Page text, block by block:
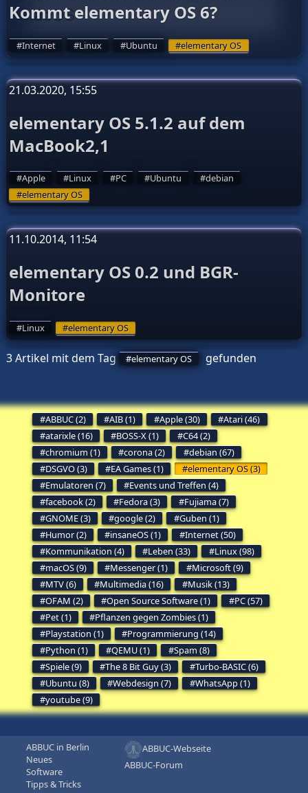
Kommt elementary OS 6?
Internet Linux Ubuntu elementary OS
21.03.2020, 15:55
elementary OS 5.1.2 auf dem
MacBook2,1
Apple Linux PC Ubuntu
debian
elementary OS
11.10.2014, 11:54
elementary OS 0.2 und BGR-
Monitore
Linux elementary OS
3 Artikel mit dem Tag elementary OS gefunden
ABBUC (2) AIB (1) Apple (30)
Atari (46)
atarixle (16)
BOSS-X (1)
C64 (2)
chromium (1)
corona (2)
debian (67)
DSGVO (3)
EA Games (1)
elementary OS (3)
Emulatoren (7)
Events und Treffen (4)
facebook (2)
Fedora (3)
Fujiama (7)
GNOME (3)
google (2)
Guben (1)
Humor (2)
insaneOS (1)
Internet (50)
Kommunikation (4)
Leben (33)
Linux (98)
macOS (9)
Messenger (1)
Microsoft (9)
MTV (6)
Multimedia (16)
Musik (13)
OFAM (2)
Open Source Software (1)
PC (57)
Pet (1)
Pflanzen gegen Zombies (1)
Playstation (1)
Programmierung (14)
Python (1)
QEMU (1)
Spam (8)
Spiele (9)
The 8 Bit Guy (3)
Turbo-BASIC (6)
Ubuntu (8)
Webdesign (7)
WhatsApp (1)
youtube (9)
ABBUC in Berlin
Neues
Software
Tipps & Tricks
ABBUC-Webseite
ABBUC-Forum